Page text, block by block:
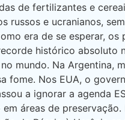
de fertilizantes e
russos e ucranianos,
era de se esperar, os
histórico absoluto
mundo. Na Argentina,
fome. Nos EUA, o
a ignorar a agenda
áreas de